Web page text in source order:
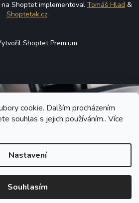
cookie. Dalším procházením
souhlas s jejich používáním.. Více
Nastavení
Souhlasím
Shoptet implementoval Tomáš Hlad &
Shoptetak.cz.
Shoptet Premium